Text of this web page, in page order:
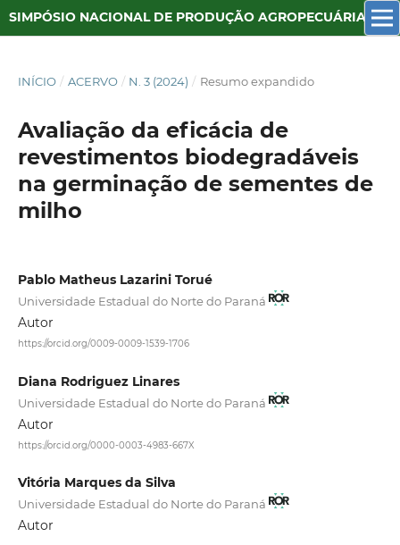
SIMPÓSIO NACIONAL DE PRODUÇÃO AGROPECUÁRIA SUSTENTÁVEL
INÍCIO / ACERVO / N. 3 (2024) / Resumo expandido
Avaliação da eficácia de
revestimentos biodegradáveis
na germinação de sementes de
milho
Pablo Matheus Lazarini Torué
Universidade Estadual do Norte do Paraná
Autor
https://orcid.org/0009-0009-1539-1706
Diana Rodriguez Linares
Universidade Estadual do Norte do Paraná
Autor
https://orcid.org/0000-0003-4983-667X
Vitória Marques da Silva
Universidade Estadual do Norte do Paraná
Autor